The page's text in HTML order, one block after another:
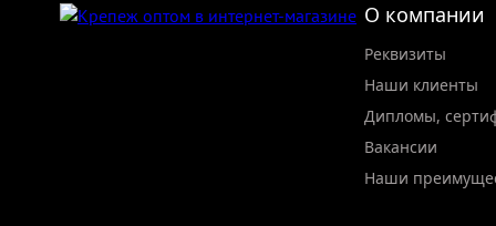
О компании
Реквизиты
Наши клиенты
Дипломы,
Вакансии
Наши